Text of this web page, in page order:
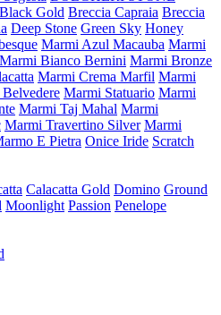
Black Gold Breccia Capraia Breccia
Deep Stone Green Sky Honey
Marmi Azul Macauba Marmi
Marmi Bianco Bernini Marmi Bronze
Marmi Crema Marfil Marmi
Marmi Statuario Marmi
Marmi Taj Mahal Marmi
Marmi Travertino Silver Marmi
E Pietra Onice Iride Scratch
Calacatta Gold Domino Ground
Moonlight Passion Penelope